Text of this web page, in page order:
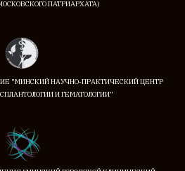
ПАТРИАРХАТА)
"МИНСКИЙ НАУЧНО-ПРАКТИЧЕСКИЙ ЦЕНТР
И ГЕМАТОЛОГИИ"